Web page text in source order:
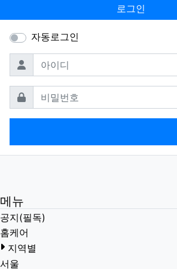
로그인
자동로그인
아이디
필수
비밀번호필수
메뉴
공지(필독)
홈케어
지역별
서울